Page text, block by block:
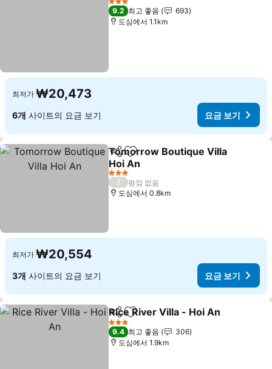
3 성급
9.2 최고 좋음
693
도심에서 1.1km
최저가 ₩20,473
6개 사이트의 요금 보기 요금 보기
공유 즐겨찾기에 추가
Tomorrow Boutique Villa
Hoi An
요금 보기
3 성급
/
평점 없음
도심에서 0.8km
최저가 ₩20,554
3개 사이트의 요금 보기 요금 보기
공유 즐겨찾기에 추가
Rice River Villa - Hoi An
3 성급
9.4 최고 좋음
306
도심에서 1.9km